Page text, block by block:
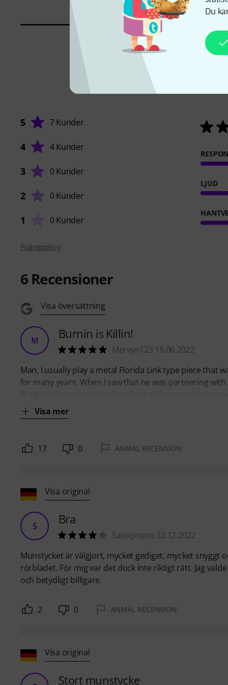
Du
5 7 Kunder
4 4 Kunder
3 0 Kunder
2 0 Kunder
1 0 Kunder
LJUD
Poängpolicy
6 Recensioner
Visa översättning
M Burnin is Killin!
Mervyn123 18.06.2022
Man, I usually play a metal Florida Link type piece that
for many years. When I saw that he was partnering
Visa mer
17 0 ANMÄL RECENSION
Visa original
S Bra
Saxophono 22.12.2022
Munstycket är välgjort, mycket gediget, mycket
rörbladet. För mig var det dock inte riktigt rätt. Jag
och betydligt billigare.
2 0 ANMÄL RECENSION
Visa original
Stort munstycke